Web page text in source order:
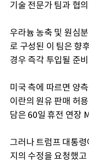
기술 전문가 팀과 협
우라늄 농축 및 원심
로 구성된 이 팀은 향
경우 즉각 투입될 준
미국 측에 따르면 양
이란의 원유 판매 허
담은 60일 휴전 연장
그러나 트럼프 대통
지의 수정을 요청했